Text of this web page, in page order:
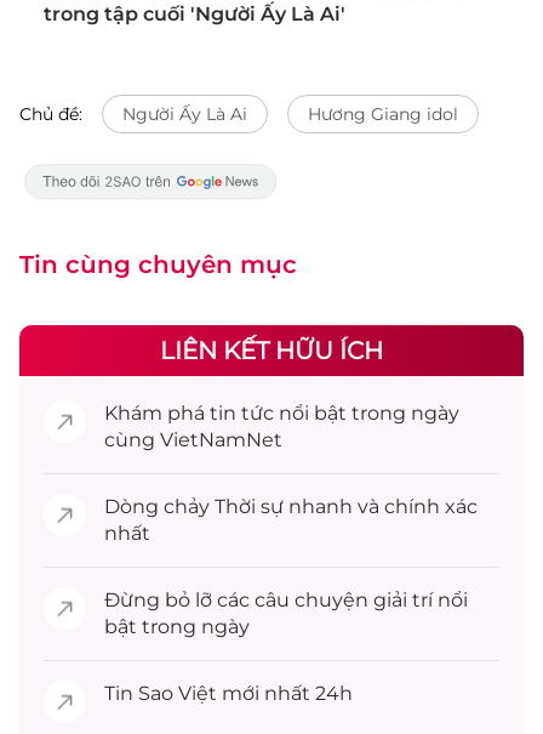
trong tập cuối 'Người Ấy Là Ai'
Chủ đề: Người Ấy Là Ai Hương Giang idol
Tin cùng chuyên mục
LIÊN KẾT HỮU ÍCH
Khám phá tin tức nổi bật trong ngày
cùng VietNamNet
Dòng chảy Thời sự nhanh và chính xác
nhất
Đừng bỏ lỡ các câu chuyện giải trínổi
bật trong ngày
Tin Sao Việt mới nhất 24h